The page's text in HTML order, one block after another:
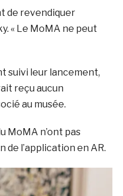
de revendiquer
« Le MoMA ne peut
suivi leur lancement,
reçu aucun
au musée.
MoMA n’ont pas
l’application en AR.